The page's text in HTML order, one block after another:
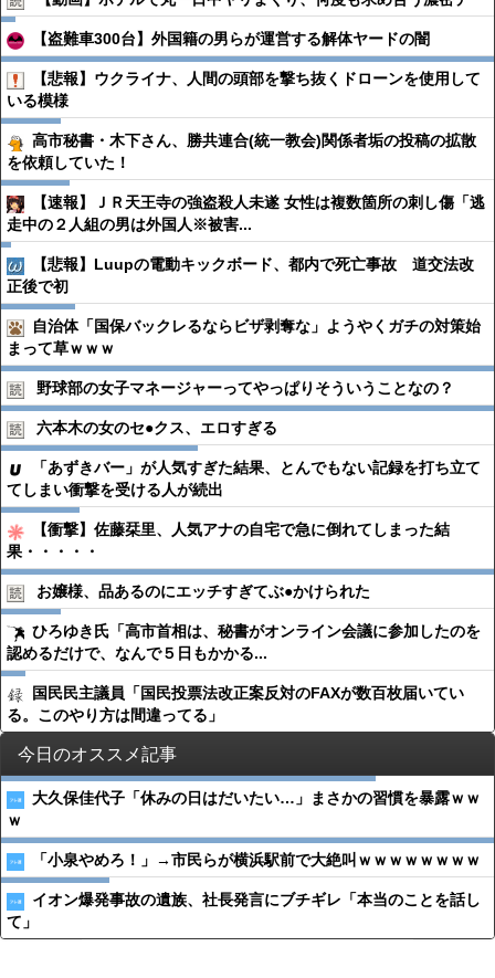
【盗難車300台】外国籍の男らが運営する解体ヤードの闇
【悲報】ウクライナ、人間の頭部を撃ち抜くドローンを使用して
いる模様
高市秘書・木下さん、勝共連合(統一教会)関係者垢の投稿の拡散
を依頼していた！
【速報】ＪＲ天王寺の強盗殺人未遂 女性は複数箇所の刺し傷「逃
走中の２人組の男は外国人※被害...
【悲報】Luupの電動キックボード、都内で死亡事故 道交法改
正後で初
自治体「国保バックレるならビザ剥奪な」ようやくガチの対策始
まって草ｗｗｗ
野球部の女子マネージャーってやっぱりそういうことなの？
六本木の女のセ●︎クス、エロすぎる
「あずきバー」が人気すぎた結果、とんでもない記録を打ち立て
てしまい衝撃を受ける人が続出
【衝撃】佐藤栞里、人気アナの自宅で急に倒れてしまった結
果・・・・・
お嬢様、品あるのにエッチすぎてぶ●︎かけられた
ひろゆき氏「高市首相は、秘書がオンライン会議に参加したのを
認めるだけで、なんで５日もかかる...
国民民主議員「国民投票法改正案反対のFAXが数百枚届いてい
る。このやり方は間違ってる」
今日のオススメ記事
大久保佳代子「休みの日はだいたい…」まさかの習慣を暴露ｗｗ
ｗ
「小泉やめろ！」→市民らが横浜駅前で大絶叫ｗｗｗｗｗｗｗｗ
イオン爆発事故の遺族、社長発言にブチギレ「本当のことを話し
て」